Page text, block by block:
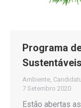
Programa
Sustentáveis
Ambiente,
7 Setembro 2020
Estão abertas